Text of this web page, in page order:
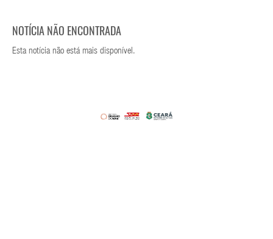
NOTÍCIA NÃO ENCONTRADA
Esta notícia não está mais disponível.